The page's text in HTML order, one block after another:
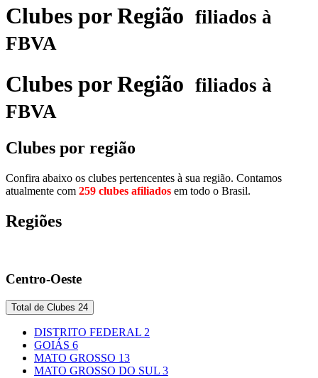
Clubes por Região filiados à
FBVA
Clubes por Região filiados à
FBVA
Clubes por região
Confira abaixo os clubes pertencentes à sua região. Contamos
atualmente com 259 clubes afiliados em todo o Brasil.
Regiões
Centro-Oeste
Total de Clubes 24
DISTRITO FEDERAL 2
GOIÁS 6
MATO GROSSO 13
MATO GROSSO DO SUL 3